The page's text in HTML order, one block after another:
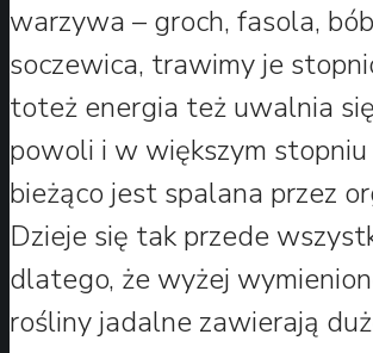
warzywa – groch, fasola,
soczewica, trawimy je
toteż energia też uwalnia
powoli i w większym stopniu
bieżąco jest spalana przez
Dzieje się tak przede
dlatego, że wyżej
rośliny jadalne zawierają